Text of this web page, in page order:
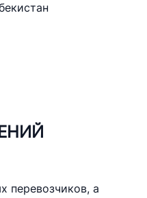
перевозчиков, а